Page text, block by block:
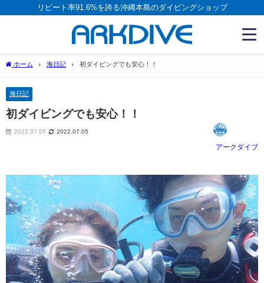
リピート率91.6%を誇る沖縄本島のダイビングショップ
ホーム 海日記 初ダイビングでも安心！！
海日記
初ダイビングでも安心！！
2022.07.05 2022.07.05
アークダイブ